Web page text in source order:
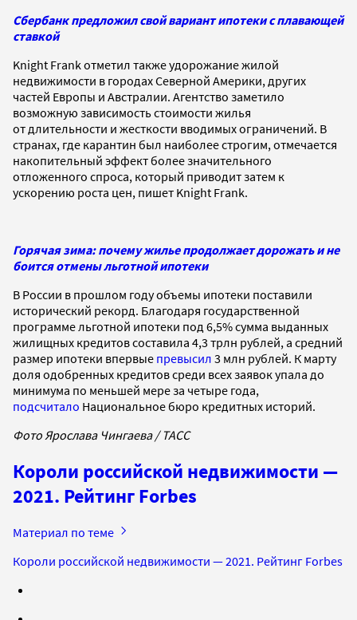
Сбербанк предложил свой вариант ипотеки с плавающей
ставкой
Knight Frank отметил также удорожание жилой
недвижимости в городах Северной Америки, других
частей Европы и Австралии. Агентство заметило
возможную зависимость стоимости жилья
от длительности и жесткости вводимых ограничений. В
странах, где карантин был наиболее строгим, отмечается
накопительный эффект более значительного
отложенного спроса, который приводит затем к
ускорению роста цен, пишет Knight Frank.
Горячая зима: почему жилье продолжает дорожать и не
боится отмены льготной ипотеки
В России в прошлом году объемы ипотеки поставили
исторический рекорд. Благодаря государственной
программе льготной ипотеки под 6,5% сумма выданных
жилищных кредитов составила 4,3 трлн рублей, а средний
размер ипотеки впервые превысил 3 млн рублей. К марту
доля одобренных кредитов среди всех заявок упала до
минимума по меньшей мере за четыре года,
подсчитало Национальное бюро кредитных историй.
Фото Ярослава Чингаева / ТАСС
Короли российской недвижимости —
2021. Рейтинг Forbes
Материал по теме
Короли российской недвижимости — 2021. Рейтинг Forbes